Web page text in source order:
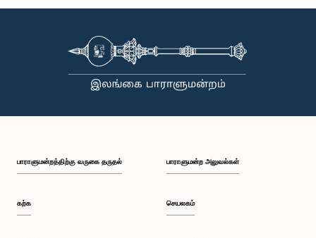
பாராளுமன்றத்திற்கு வருகை தருதல்
கற்க
பாராளுமன்ற அலுவல்கள்
செயலகம்